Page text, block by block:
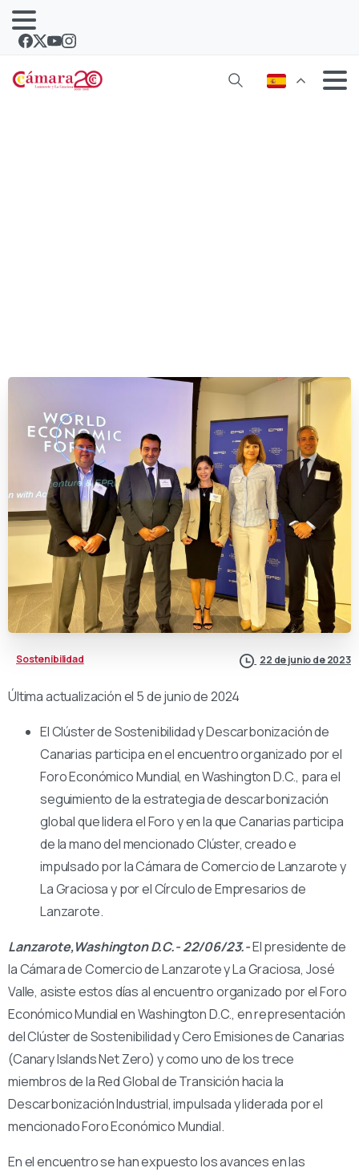
Sostenibilidad 22 de junio de 2023
Última actualización el 5 de junio de 2024
El Clúster de Sostenibilidad y Descarbonización de
Canarias participa en el encuentro organizado por el
Foro Económico Mundial, en Washington D.C., para el
seguimiento de la estrategia de descarbonización
global que lidera el Foro y en la que Canarias participa
de la mano del mencionado Clúster, creado e
impulsado por la Cámara de Comercio de Lanzarote y
La Graciosa y por el Círculo de Empresarios de
Lanzarote.
Lanzarote,Washington D.C.- 22/06/23.-El presidente de
la Cámara de Comercio de Lanzarote y La Graciosa, José
Valle, asiste estos días al encuentro organizado por el Foro
Económico Mundial en Washington D.C., en representación
del Clúster de Sostenibilidad y Cero Emisiones de Canarias
(Canary Islands Net Zero) y como uno de los trece
miembros de la Red Global de Transición hacia la
Descarbonización Industrial, impulsada y liderada por el
mencionado Foro Económico Mundial.
En el encuentro se han expuesto los avances en las